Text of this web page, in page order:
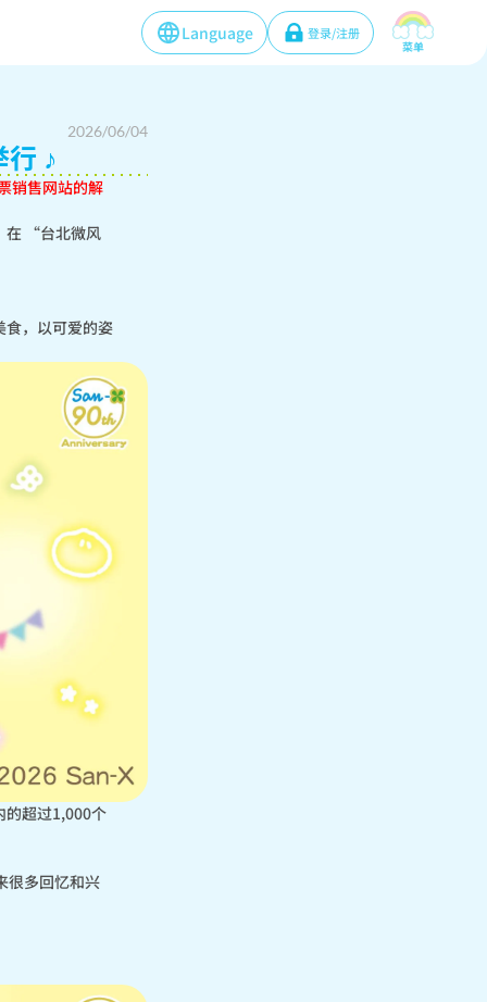
Language 登录/注册
菜单
2026/06/04
♪
在 “台北微风
，以可爱的姿
超过1,000个
很多回忆和兴